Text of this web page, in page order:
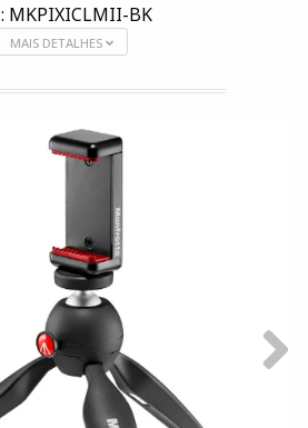
MKPIXICLMII-BK
MAIS DETALHES